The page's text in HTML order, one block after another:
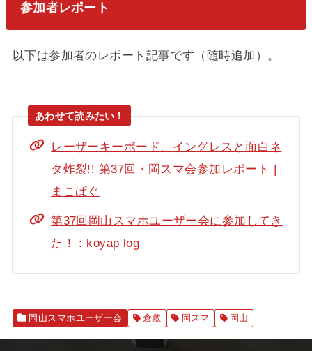
参加者レポート
以下は参加者のレポート記事です（随時追加）。
レーザーキーボード、イングレスと面白ネ
タ炸裂!! 第37回・岡スマ会参加レポート |
まこぱぐ
第37回岡山スマホユーザー会に参加してき
た！ : koyap log
岡山スマホユーザー会 倉敷 岡スマ 岡山